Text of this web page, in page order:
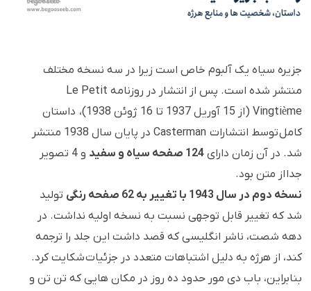
جزیره سیاه یک آلبوم خاص است زیرا در سه نسخه مختلف
منتشر شده است. پس از انتشار در روزنامه Le Petit
Vingtième (از 15 آوریل 1937 تا 16 ژوئن 1938)، داستان
کامل توسط انتشارات Casterman در پایان سال 1938 منتشر
شد. در آن زمان دارای 124 صفحه سیاه و سفید
و 4 تصویر
جدا از متن بود.
نسخه دوم در سال 1943 با تغییر به 62 صفحه رنگی
تولید
شد که تغییر قابل توجهی نسبت به نسخه اولیه نداشت. در
دهه شصت، ناشر انگلیسی که قصد داشت این جلد را ترجمه
کند، از هرژه به دلیل اشتباهات متعدد در جزئیات شکایت کرد.
بنابراین، باب دی مور حدود ده روز در مکان هایی که تن تن و